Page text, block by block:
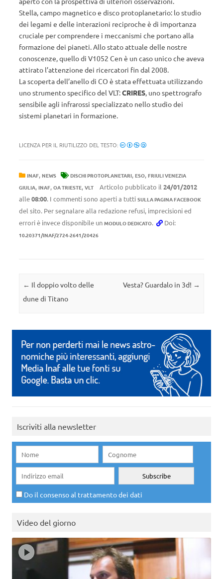
Stella, campo magnetico e disco protoplanetario: lo studio
dei legami e delle interazioni reciproche è di importanza
cruciale per comprendere i meccanismi che portano alla
formazione dei pianeti. Allo stato attuale delle nostre
conoscenze, quello di V1052 Cen è un caso unico che aveva
attirato l’attenzione dei ricercatori fin dal 2008.
La scoperta dell’anello di CO è stata effettuata utilizzando
uno strumento specifico del VLT:CRIRES, uno spettrografo
sensibile agli infrarossi specializzato nello studio dei
sistemi planetari in formazione.
LICENZA PER IL RIUTILIZZO DEL TESTO:
INAF, NEWS DISCHI PROTOPLANETARI, ESO, FRIULI VENEZIA
GIULIA, INAF, OA TRIESTE, VLT Articolo pubblicato il 24/01/2012
alle08:00. I commenti sono aperti a tutti SULLA PAGINA FACEBOOK
del sito. Per segnalare alla redazione refusi, imprecisioni ed
errori è invece disponibile un MODULO DEDICATO. Doi:
10.20371/INAF/2724-2641/20426
Navigazione articolo
← Il doppio volto delle
dune di Titano
Vesta? Guardalo in 3d! →
Iscriviti alla newsletter
Do il consenso al trattamento dei dati
Video del giorno